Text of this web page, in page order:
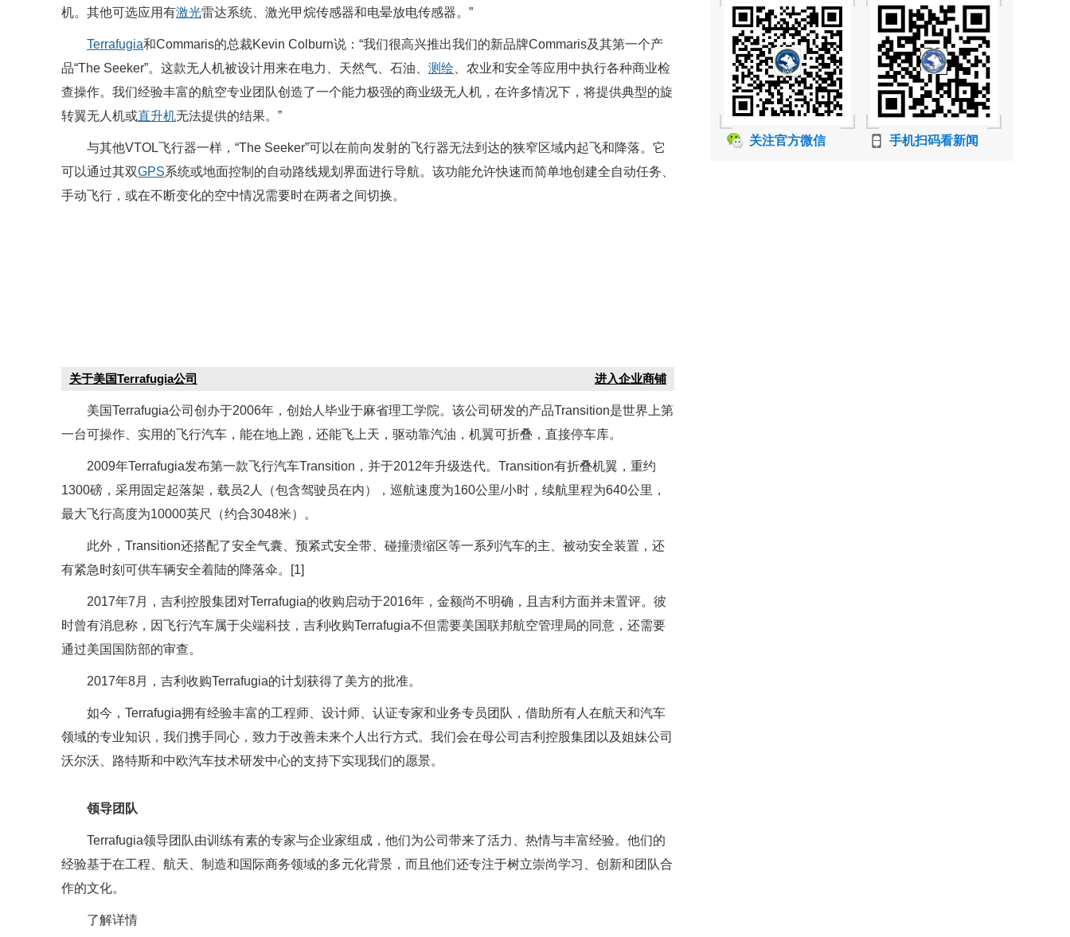
机。其他可选应用有激光雷达系统、激光甲烷传感器和电晕放电传感器。”
Terrafugia和Commaris的总裁Kevin Colburn说：“我们很高兴推出我们的新品牌Commaris及其第一个产
品“The Seeker”。这款无人机被设计用来在电力、天然气、石油、 测绘 、农业和安全等应用中执行各种商业检
查操作。我们经验丰富的航空专业团队创造了一个能力极强的商业级无人机，在许多情况下，将提供典型的旋
转翼无人机或直升机无法提供的结果。”
与其他VTOL飞行器一样，“The Seeker”可以在前向发射的飞行器无法到达的狭窄区域内起飞和降落。它
可以通过其双GPS系统或地面控制的自动路线规划界面进行导航。该功能允许快速而简单地创建全自动任务、
手动飞行，或在不断变化的空中情况需要时在两者之间切换。
关于美国Terrafugia公司 进入企业商铺
美国Terrafugia公司创办于2006年，创始人毕业于麻省理工学院。该公司研发的产品Transition是世界上第
一台可操作、实用的飞行汽车，能在地上跑，还能飞上天，驱动靠汽油，机翼可折叠，直接停车库。
2009年Terrafugia发布第一款飞行汽车Transition，并于2012年升级迭代。Transition有折叠机翼，重约
1300磅，采用固定起落架，载员2人（包含驾驶员在内），巡航速度为160公里/小时，续航里程为640公里，
最大飞行高度为10000英尺（约合3048米）。
此外，Transition还搭配了安全气囊、预紧式安全带、碰撞溃缩区等一系列汽车的主、被动安全装置，还
有紧急时刻可供车辆安全着陆的降落伞。[1]
2017年7月，吉利控股集团对Terrafugia的收购启动于2016年，金额尚不明确，且吉利方面并未置评。彼
时曾有消息称，因飞行汽车属于尖端科技，吉利收购Terrafugia不但需要美国联邦航空管理局的同意，还需要
通过美国国防部的审查。
2017年8月，吉利收购Terrafugia的计划获得了美方的批准。
如今，Terrafugia拥有经验丰富的工程师、设计师、认证专家和业务专员团队，借助所有人在航天和汽车
领域的专业知识，我们携手同心，致力于改善未来个人出行方式。我们会在母公司吉利控股集团以及姐妹公司
沃尔沃、路特斯和中欧汽车技术研发中心的支持下实现我们的愿景。
领导团队
Terrafugia领导团队由训练有素的专家与企业家组成，他们为公司带来了活力、热情与丰富经验。他们的
经验基于在工程、航天、制造和国际商务领域的多元化背景，而且他们还专注于树立崇尚学习、创新和团队合
作的文化。
了解详情
关注官方微信 手机扫码看新闻